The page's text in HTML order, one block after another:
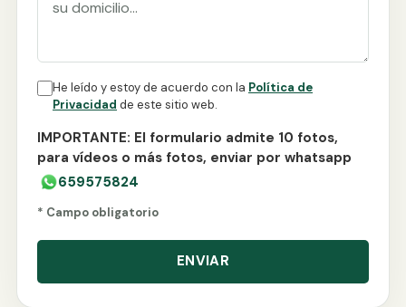
He leído y estoy de acuerdo con la Política de
Privacidad de este sitio web.
IMPORTANTE: El formulario admite 10 fotos,
para vídeos o más fotos, enviar por whatsapp
659575824
* Campo obligatorio